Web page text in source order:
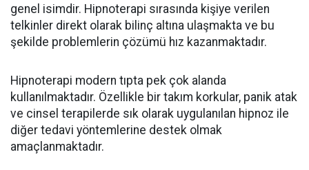
genel isimdir. Hipnoterapi sırasında kişiye verilen
telkinler direkt olarak bilinç altına ulaşmakta ve bu
şekilde problemlerin çözümü hız kazanmaktadır.
Hipnoterapi modern tıpta pek çok alanda
kullanılmaktadır. Özellikle bir takım korkular, panik atak
ve cinsel terapilerde sık olarak uygulanılan hipnoz ile
diğer tedavi yöntemlerine destek olmak
amaçlanmaktadır.